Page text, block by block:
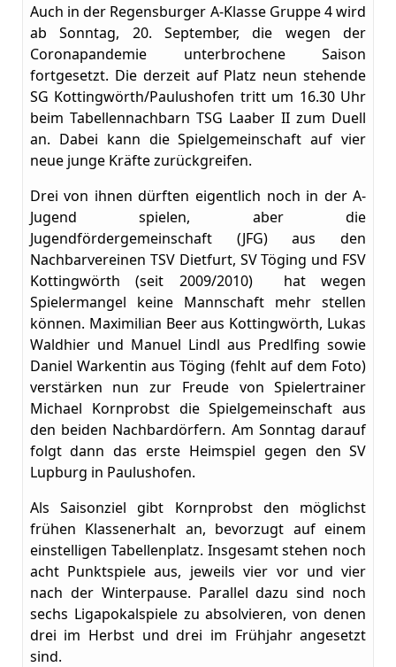
Auch in der Regensburger A-Klasse Gruppe 4 wird
ab Sonntag, 20. September, die wegen der
Coronapandemie unterbrochene Saison
fortgesetzt. Die derzeit auf Platz neun stehende
SG Kottingwörth/Paulushofen tritt um 16.30 Uhr
beim Tabellennachbarn TSG Laaber II zum Duell
an. Dabei kann die Spielgemeinschaft auf vier
neue junge Kräfte zurückgreifen.
Drei von ihnen dürften eigentlich noch in der A-
Jugend spielen, aber die
Jugendfördergemeinschaft (JFG) aus den
Nachbarvereinen TSV Dietfurt, SV Töging und FSV
Kottingwörth (seit 2009/2010) hat wegen
Spielermangel keine Mannschaft mehr stellen
können. Maximilian Beer aus Kottingwörth, Lukas
Waldhier und Manuel Lindl aus Predlfing sowie
Daniel Warkentin aus Töging (fehlt auf dem Foto)
verstärken nun zur Freude von Spielertrainer
Michael Kornprobst die Spielgemeinschaft aus
den beiden Nachbardörfern. Am Sonntag darauf
folgt dann das erste Heimspiel gegen den SV
Lupburg in Paulushofen.
Als Saisonziel gibt Kornprobst den möglichst
frühen Klassenerhalt an, bevorzugt auf einem
einstelligen Tabellenplatz. Insgesamt stehen noch
acht Punktspiele aus, jeweils vier vor und vier
nach der Winterpause. Parallel dazu sind noch
sechs Ligapokalspiele zu absolvieren, von denen
drei im Herbst und drei im Frühjahr angesetzt
sind.